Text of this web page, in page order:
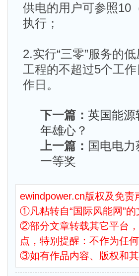
供电的用户可参照10
执行；
2.实行“三零”服务的
工程的不超过5个工
作日。
下一篇： 英国能源
年雄心？
上一篇： 国电电
一等奖
ewindpower.cn版权及免责
①凡粘转自“国际风能网”的
②部分文章转载其它平台
点，特别提醒：不作为任
③如有作品内容、版权和